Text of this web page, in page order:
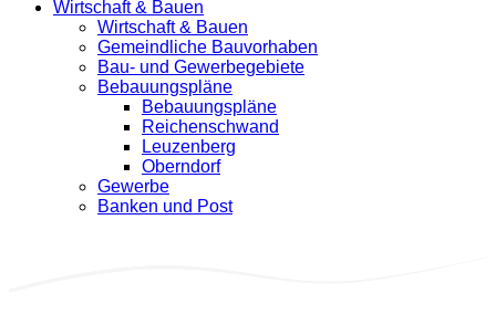
Wirtschaft & Bauen
Wirtschaft & Bauen
Gemeindliche Bauvorhaben
Bau- und Gewerbegebiete
Bebauungspläne
Bebauungspläne
Reichenschwand
Leuzenberg
Oberndorf
Gewerbe
Banken und Post